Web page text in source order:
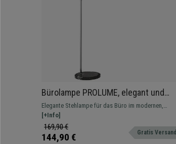
Bürolampe PROLUME, elegant und
stilvoll, Metall und Marmor, Farbe
Silber
Elegante Stehlampe für das Büro im modernen,
stilvollen Design. Die geschwungene Form verleiht
ihr eine besondere Raffinesse und sorgt zugleich für
eine angenehme, gleichmäßige Beleuchtung.
[+Info]
169,90 €
144,90 € Gratis Versand